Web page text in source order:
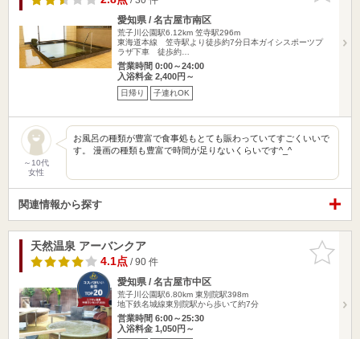
愛知県 / 名古屋市南区
荒子川公園駅6.12km 笠寺駅296m
東海道本線 笠寺駅より徒歩約7分日本ガイシスポーツプ
ラザ下車 徒歩約…
営業時間 0:00～24:00
入浴料金 2,400円～
日帰り 子連れOK
～10代
女性
お風呂の種類が豊富で食事処もとても賑わっていてすごくいいで
す。 漫画の種類も豊富で時間が足りないくらいです^_^
関連情報から探す
お気に入
りに追加
天然温泉 アーバンクア
4.1点/ 90 件
愛知県 / 名古屋市中区
荒子川公園駅6.80km 東別院駅398m
地下鉄名城線東別院駅から歩いて約7分
営業時間 6:00～25:30
入浴料金 1,050円～